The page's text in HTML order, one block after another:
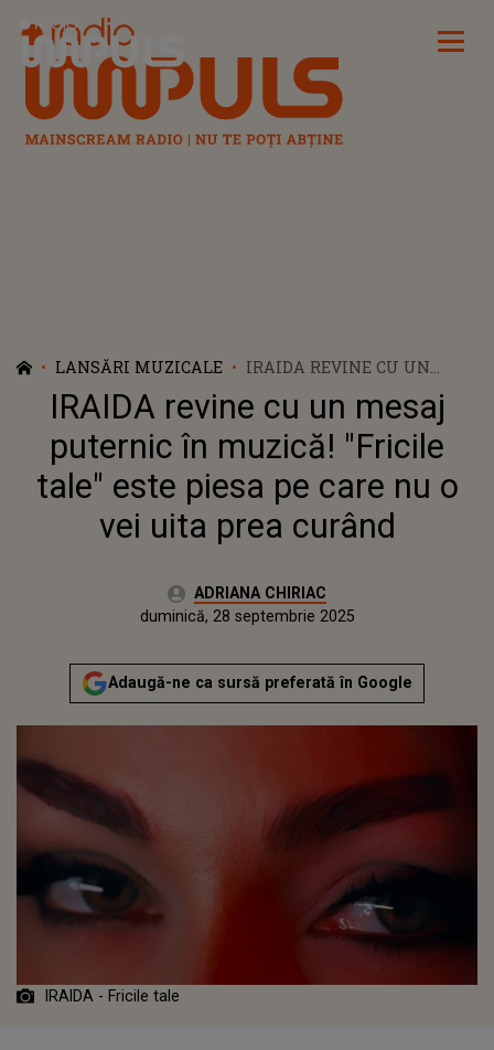
Radio Impuls
LANSĂRI MUZICALE
IRAIDA REVINE CU UN
MUZICĂ! "FRICILE TALE"
ESTE PIESA PE CARE NU O
VEI UITA PREA CURÂND
IRAIDA revine cu un mesaj
puternic în muzică! "Fricile
tale" este piesa pe care nu o
vei uita prea curând
Autor:ADRIANA CHIRIAC
duminică, 28 septembrie 2025
Actualizat:
duminică, 28 septembrie 2025
Adaugă-ne ca sursă preferată în Google
IRAIDA - Fricile tale